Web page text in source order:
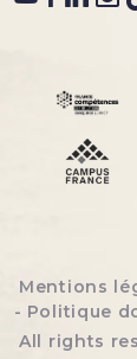
Menu
Mentions
Politique
All rights